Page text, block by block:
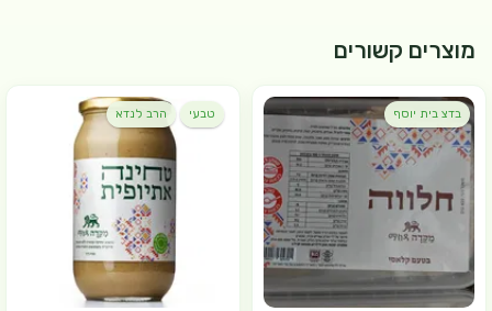
מוצרים קשורים
בדצ בית יוסף טבעי הרב לנדא